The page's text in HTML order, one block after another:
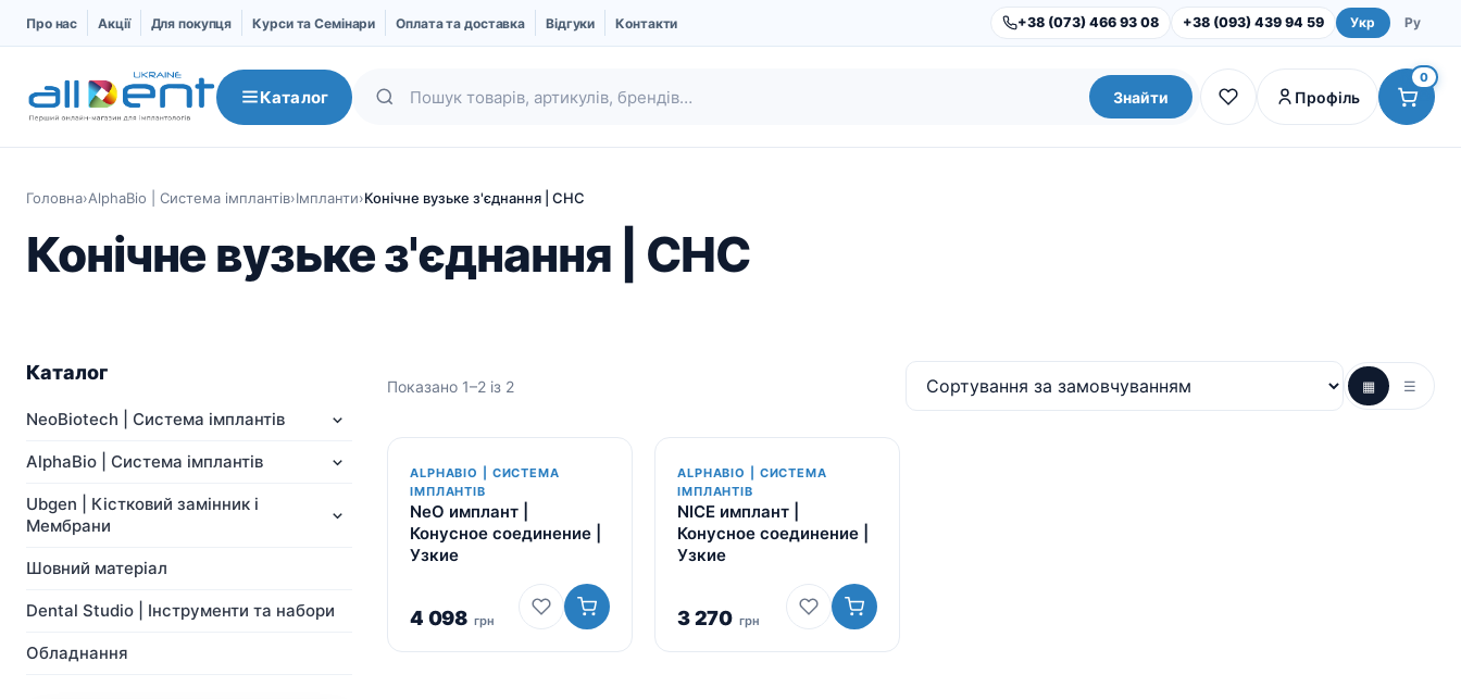
Про нас Акції Для покупця Курси та Семінари Оплата та доставка Відгуки Контакти +38 (073) 466 93 08 +38 (093) 439 94 59 Укр Ру
Каталог
NeoBiotech | Система
імплантів
Про компанію
Імпланти
Ортопедія
Система Мульти-Юніт
CAD/CAM
AlphaBio | Система
Імпланти
Система Мульти-Юніт
Показати всі
замінник і Мембрани
Про компанію UBGEN
Кістковий матеріал RE-
BONE
Dental Studio |
Обладнання
Знайти Профіль
0
Головна›AlphaBio | Система імплантів›Імпланти›Конічне вузьке з'єднання | CHC
Конічне вузьке з'єднання | CHC
Каталог
NeoBiotech | Система імплантів
AlphaBio | Система імплантів
Ubgen | Кістковий замінник і
Мембрани
Шовний матеріал
Dental Studio | Інструменти та набори
Обладнання
Показано 1–2 із 2 ▦ ☰
ALPHABIO | СИСТЕМА
ІМПЛАНТІВ
NeO имплант |
Конусное соединение |
Узкие
4 098 грн
ALPHABIO | СИСТЕМА
ІМПЛАНТІВ
NICE имплант |
Конусное соединение |
Узкие
3 270 грн